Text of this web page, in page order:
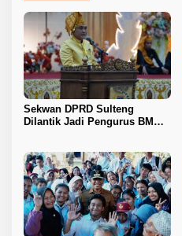
Sekwan DPRD Sulteng
Dilantik Jadi Pengurus BMA